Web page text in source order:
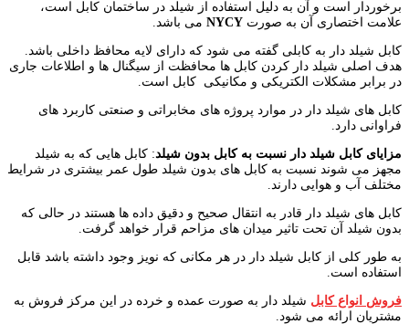
برخوردار است و آن به دلیل استفاده از شیلد در ساختمان کابل است،
علامت اختصاری آن به صورت NYCY می باشد.
کابل شیلد دار به کابلی گفته می شود که دارای لایه محافظ داخلی باشد.
هدف اصلی شیلد دار کردن کابل ها محافظت از سیگنال ها و اطلاعات جاری
در برابر مشکلات الکتریکی و مکانیکی کابل است.
کابل های شیلد دار در موارد پروژه های مخابراتی و صنعتی کاربرد های
فراوانی دارد.
مزایای کابل شیلد دار نسبت به کابل بدون شیلد: کابل هایی که به شیلد
مجهز می شوند نسبت به کابل های بدون شیلد طول عمر بیشتری در شرایط
مختلف آب و هوایی دارند.
کابل های شیلد دار قادر به انتقال صحیح و دقیق داده ها هستند در حالی که
بدون شیلد آن تحت تاثیر میدان های مزاحم قرار خواهد گرفت.
به طور کلی از کابل شیلد دار در هر مکانی که نویز وجود داشته باشد قابل
استفاده است.
فروش انواع کابل شیلد دار به صورت عمده و خرده در این مرکز فروش به
مشتریان ارائه می شود.